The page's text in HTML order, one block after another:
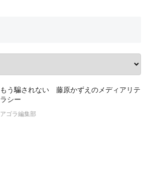
もう騙されない 藤原かずえのメディアリテ
ラシー
アゴラ編集部